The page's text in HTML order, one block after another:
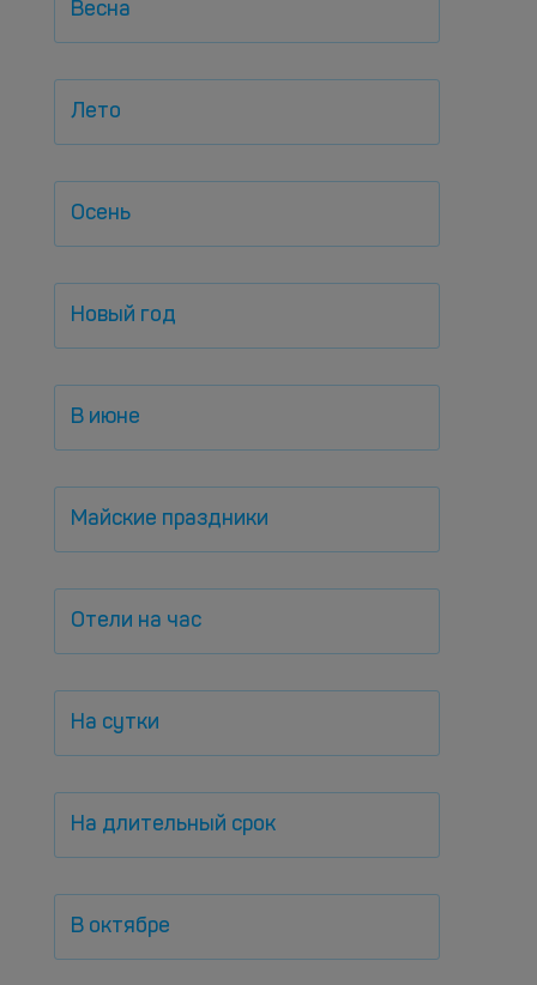
Весна
Лето
Осень
Новый год
В июне
Майские праздники
Отели на час
На сутки
На длительный срок
В октябре